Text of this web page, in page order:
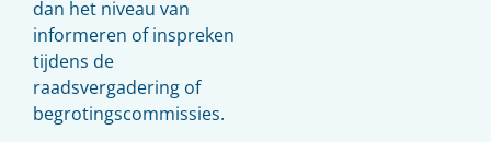
dan het niveau van
informeren of inspreken
tijdens de
raadsvergadering of
begrotingscommissies.